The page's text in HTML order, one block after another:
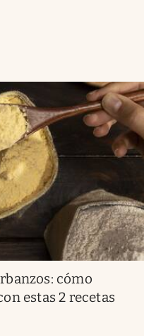
cómo
estas 2 recetas